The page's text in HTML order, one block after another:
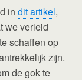
in dit artikel,
we verleid
schaffen op
zijn.
de gok te